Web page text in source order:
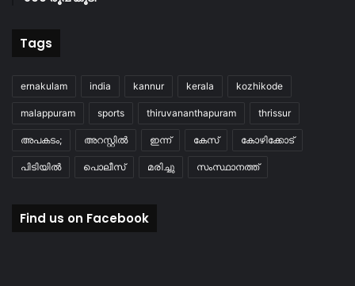
Tags
ernakulam india kannur kerala kozhikode
malappuram sports thiruvananthapuram thrissur
അപകടം; അറസ്റ്റിൽ ഇന്ന് കേസ് കോഴിക്കോട്
പിടിയിൽ പൊലീസ് മരിച്ചു സംസ്ഥാനത്ത്
Find us on Facebook